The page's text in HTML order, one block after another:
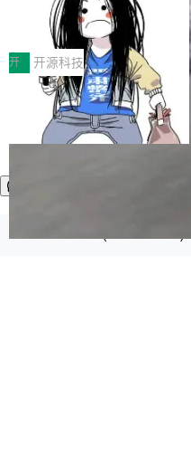
理两个方面，让用户的每一份
得住、用得稳、省得下、更安
始，Token使用一目...
作者）、Quoc Le（Google 大
q2Seq 和 DocAI 的共同发明
yals（Gemini 联合负责人，
耳科技研发的企业级终端编
中文驱动的数字员工，自主理
骤、编写代码。不挑模型、不
装完即用。 开源地址：Gitee
b 安装 支持 Java 8+（8~26
x / Windows / Harmony PC
x / Harmony PC curl -fsSL
让“代码语义理解”深度释放
价值潜能：华为云码道（
代码仓技术解析
一、代码仓深度理解技术的作
程实践中，代码仓是企业核心
体。企业级代码仓库通常包含
个文件，其规模远超单次模型
文窗口。随着项目规模的持续
不断累积，代码仓中的模块关
务逻辑等关键信息往往分散于
件之中，形成高度复杂的知识
开 开源科技